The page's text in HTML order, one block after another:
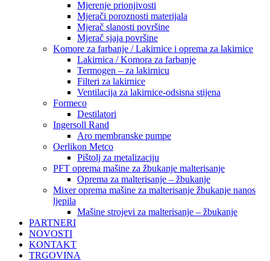
Mjerenje prionjivosti
Mjerači poroznosti materijala
Mjerač slanosti površine
Mjerač sjaja površine
Komore za farbanje / Lakirnice i oprema za lakirnice
Lakirnica / Komora za farbanje
Termogen – za lakirnicu
Filteri za lakirnice
Ventilacija za lakirnice-odsisna stijena
Formeco
Destilatori
Ingersoll Rand
Aro membranske pumpe
Oerlikon Metco
Pištolj za metalizaciju
PFT oprema mašine za žbukanje malterisanje
Oprema za malterisanje – žbukanje
Mixer oprema mašine za malterisanje žbukanje nanos
ljepila
Mašine strojevi za malterisanje – žbukanje
PARTNERI
NOVOSTI
KONTAKT
TRGOVINA